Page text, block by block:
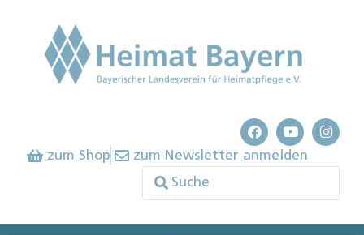
zum Shop zum Newsletter anmelden